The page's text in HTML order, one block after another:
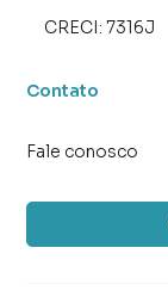
CRECI: 7316J
Contato
Fale conosco